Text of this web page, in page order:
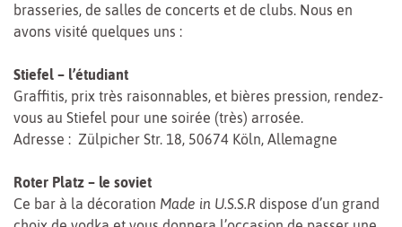
brasseries, de salles de concerts et de clubs. Nous en
avons visité quelques uns :
Stiefel – l’étudiant
Graffitis, prix très raisonnables, et bières pression, rendez-
vous au Stiefel pour une soirée (très) arrosée.
Adresse : Zülpicher Str. 18, 50674 Köln, Allemagne
Roter Platz – le soviet
Ce bar à la décoration Made in U.S.S.R dispose d’un grand